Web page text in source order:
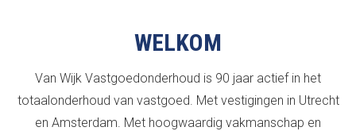
WELKOM
Van Wijk Vastgoedonderhoud is 90 jaar actief in het
totaalonderhoud van vastgoed. Met vestigingen in Utrecht
en Amsterdam. Met hoogwaardig vakmanschap en